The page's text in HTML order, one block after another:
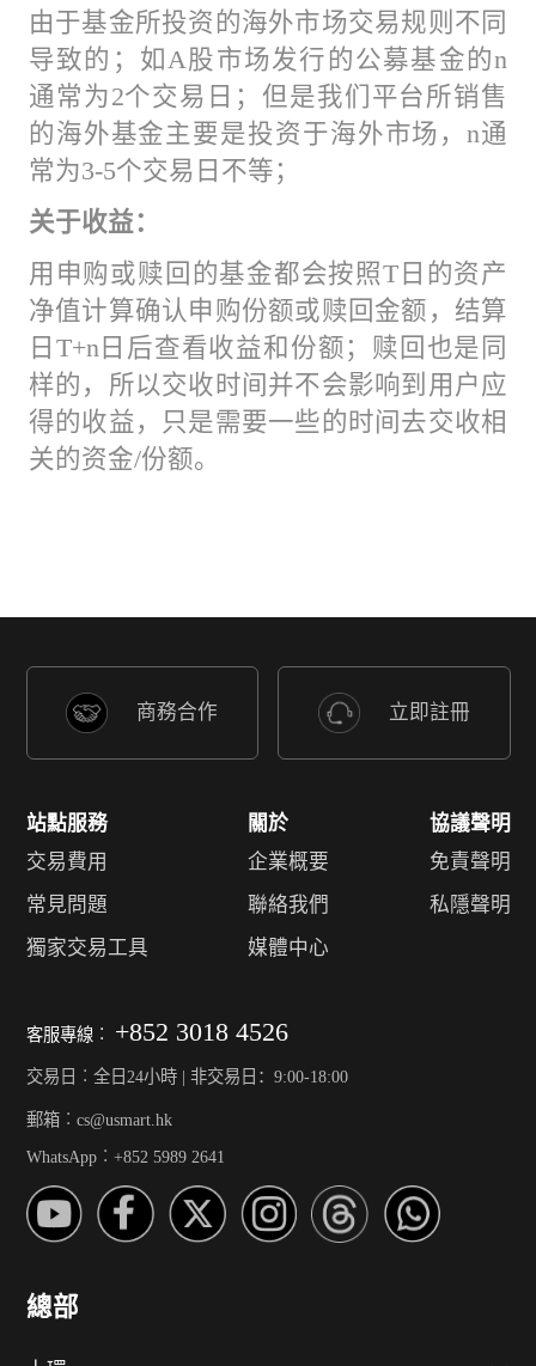
由于基金所投资的海外市场交易规则不同
导致的；如A股市场发行的公募基金的n
通常为2个交易日；但是我们平台所销售
的海外基金主要是投资于海外市场，n通
常为3-5个交易日不等；
关于收益：
用申购或赎回的基金都会按照T日的资产
净值计算确认申购份额或赎回金额，结算
日T+n日后查看收益和份额；赎回也是同
样的，所以交收时间并不会影响到用户应
得的收益，只是需要一些的时间去交收相
关的资金/份额。
商務合作 立即註冊
站點服務
交易費用
常見問題
獨家交易工具
關於
企業概要
聯絡我們
媒體中心
協議聲明
免責聲明
私隱聲明
客服專線︰ +852 3018 4526
交易日︰全日24小時 | 非交易日：9:00-18:00
郵箱︰cs@usmart.hk
WhatsApp︰+852 5989 2641
總部